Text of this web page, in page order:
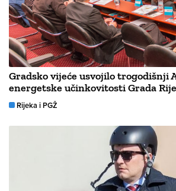
Gradsko vijeće usvojilo trogodišnji
energetske učinkovitosti Grada
Rijeka i PGŽ